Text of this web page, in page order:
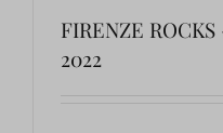
FIRENZE
2022